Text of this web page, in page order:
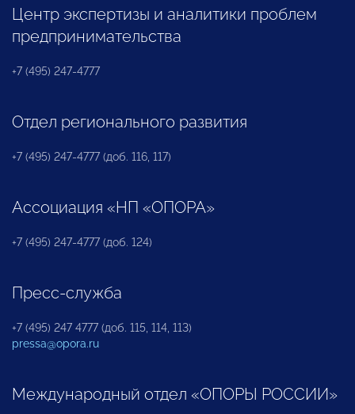
Центр экспертизы и аналитики проблем
предпринимательства
+7 (495) 247-4777
Отдел регионального развития
+7 (495) 247-4777 (доб. 116, 117)
Ассоциация «НП «ОПОРА»
+7 (495) 247-4777 (доб. 124)
Пресс-служба
+7 (495) 247 4777 (доб. 115, 114, 113)
pressa@opora.ru
Международный отдел «ОПОРЫ РОССИИ»